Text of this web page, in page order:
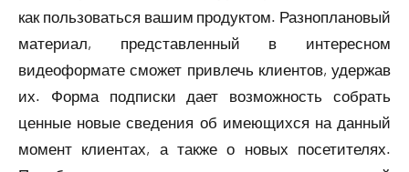
как пользоваться вашим продуктом. Разноплановый
материал, представленный в интересном
видеоформате сможет привлечь клиентов, удержав
их. Форма подписки дает возможность собрать
ценные новые сведения об имеющихся на данный
момент клиентах, а также о новых посетителях.